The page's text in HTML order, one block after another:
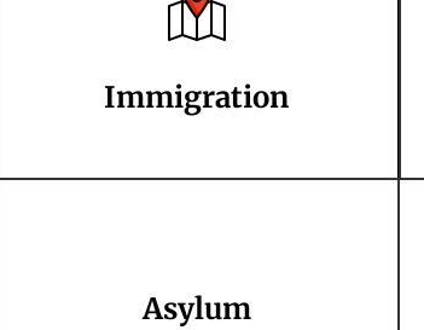
Immigration
Asylum